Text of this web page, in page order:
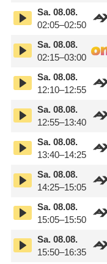
Sa.08.08.
02:05–02:50
Sa.08.08.
02:15–03:00
Sa.08.08.
12:10–12:55
Sa.08.08.
12:55–13:40
Sa.08.08.
13:40–14:25
Sa.08.08.
14:25–15:05
Sa.08.08.
15:05–15:50
Sa.08.08.
15:50–16:35